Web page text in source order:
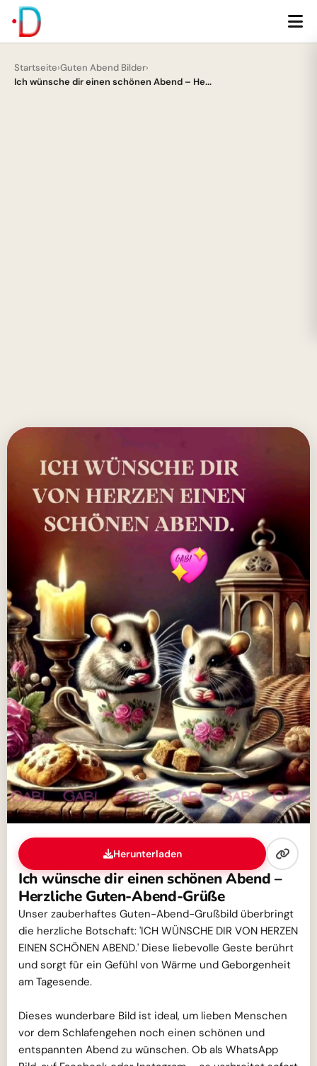
Startseite›Guten Abend Bilder›
Ich wünsche dir einen schönen Abend – He...
Herunterladen
Ich wünsche dir einen schönen Abend –
Herzliche Guten-Abend-Grüße
Unser zauberhaftes Guten-Abend-Grußbild überbringt
die herzliche Botschaft: 'ICH WÜNSCHE DIR VON HERZEN
EINEN SCHÖNEN ABEND.' Diese liebevolle Geste berührt
und sorgt für ein Gefühl von Wärme und Geborgenheit
am Tagesende.
Dieses wunderbare Bild ist ideal, um lieben Menschen
vor dem Schlafengehen noch einen schönen und
entspannten Abend zu wünschen. Ob als WhatsApp